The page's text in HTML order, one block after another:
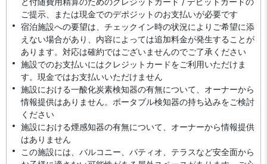
ご提示、または現金でのデポジットのお支払いが必要です
宿泊施設への要望は、チェックイン時の状況によりご希望に添
えない場合があり、内容によっては追加料金が発生することが
あります。対応は確約ではございませんのでご了承ください
施設でのお支払いにはクレジットカードをご利用いただけま
す。現金ではお支払いいただけません
施設における一酸化炭素検知器の有無について、オーナーから
情報提供はありません。ポータブル検知器の持ち込みをご検討
ください
施設における煙感知器の有無について、オーナーから情報提供
はありません
この施設には、バルコニー、パティオ、テラスなど安全面から